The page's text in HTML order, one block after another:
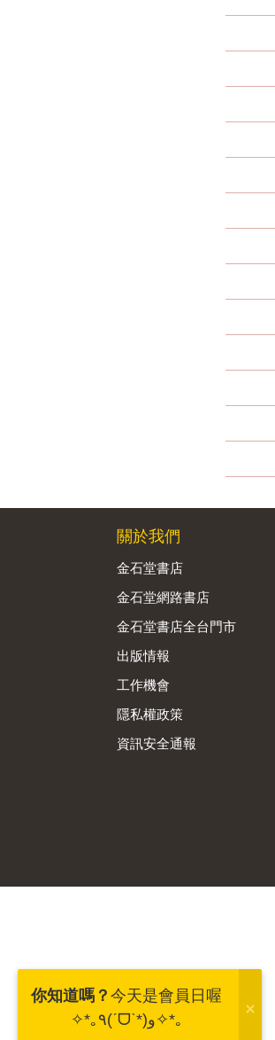
關於我們
金石堂書店
金石堂網路書店
金石堂書店全台門市
出版情報
工作機會
隱私權政策
資訊安全通報
你知道嗎？ 今天是會員日喔
✧*｡٩(ˊᗜˋ*)و✧*｡